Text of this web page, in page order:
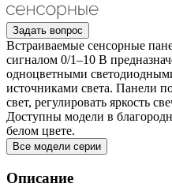
Задать вопрос
Встраиваемые сенсорные
сигналом 0/1–10 В
одноцветными
источниками света. Панели
свет, регулировать яркость
Доступны модели в
белом цвете.
Все модели серии
Описание